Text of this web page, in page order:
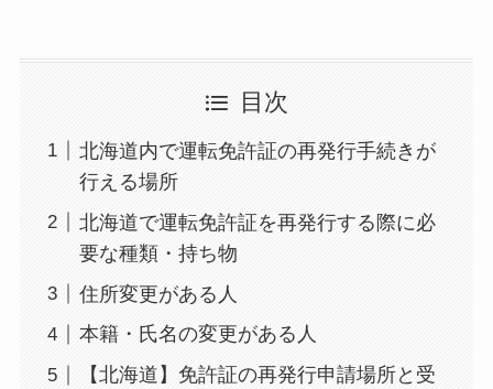
目次
北海道内で運転免許証の再発行手続きが
行える場所
北海道で運転免許証を再発行する際に必
要な種類・持ち物
住所変更がある人
本籍・氏名の変更がある人
【北海道】免許証の再発行申請場所と受